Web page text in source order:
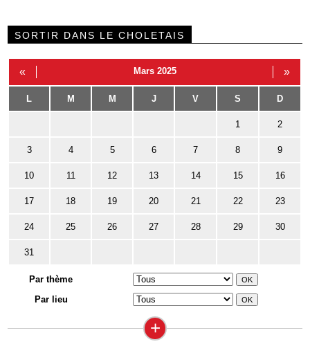
SORTIR DANS LE CHOLETAIS
« Mars 2025 »
L M M J V S D
1 2
3 4 5 6 7 8 9
10 11 12 13 14 15 16
17 18 19 20 21 22 23
24 25 26 27 28 29 30
31
Par thème
Par lieu
+